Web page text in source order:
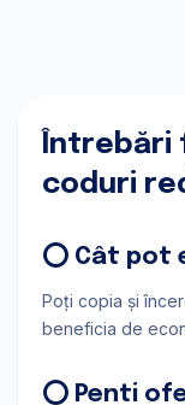
Întrebări
coduri
⭕ Cât pot
Poți copia și
beneficia de
⭕ Penti